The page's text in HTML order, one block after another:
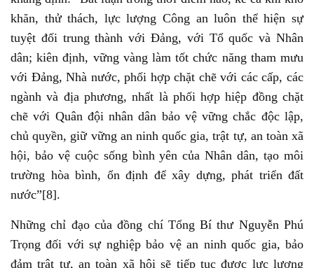
khăn, thử thách, lực lượng Công an luôn thể hiện sự
tuyệt đối trung thành với Đảng, với Tổ quốc và Nhân
dân; kiên định, vững vàng làm tốt chức năng tham mưu
với Đảng, Nhà nước, phối hợp chặt chẽ với các cấp, các
ngành và địa phương, nhất là phối hợp hiệp đồng chặt
chẽ với Quân đội nhân dân bảo vệ vững chắc độc lập,
chủ quyền, giữ vững an ninh quốc gia, trật tự, an toàn xã
hội, bảo vệ cuộc sống bình yên của Nhân dân, tạo môi
trường hòa bình, ổn định để xây dựng, phát triển đất
nước”[8].
Những chỉ đạo của đồng chí Tổng Bí thư Nguyễn Phú
Trọng đối với sự nghiệp bảo vệ an ninh quốc gia, bảo
đảm trật tự, an toàn xã hội sẽ tiếp tục được lực lượng